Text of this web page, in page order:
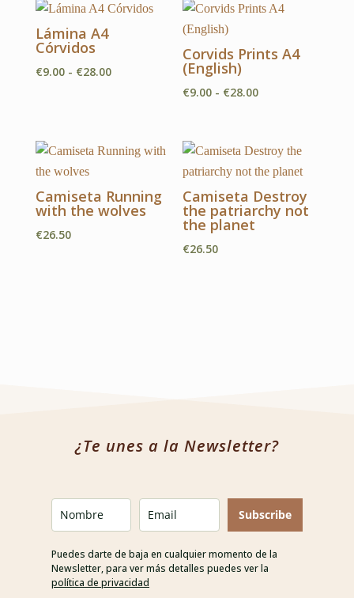
Lámina A4
Córvidos
€9.00 - €28.00Rango
€9.00
€28.00
Corvids Prints A4
(English)
€9.00 - €28.00Rango
desde
€9.00
hasta
€28.00
Camiseta Running
with the wolves
€26.50
Camiseta Destroy
the patriarchy not
the planet
€26.50
¿Te unes a la Newsletter?
Subscribe
Puedes darte de baja en cualquier momento de la
Newsletter, para ver más detalles puedes ver la
política de privacidad